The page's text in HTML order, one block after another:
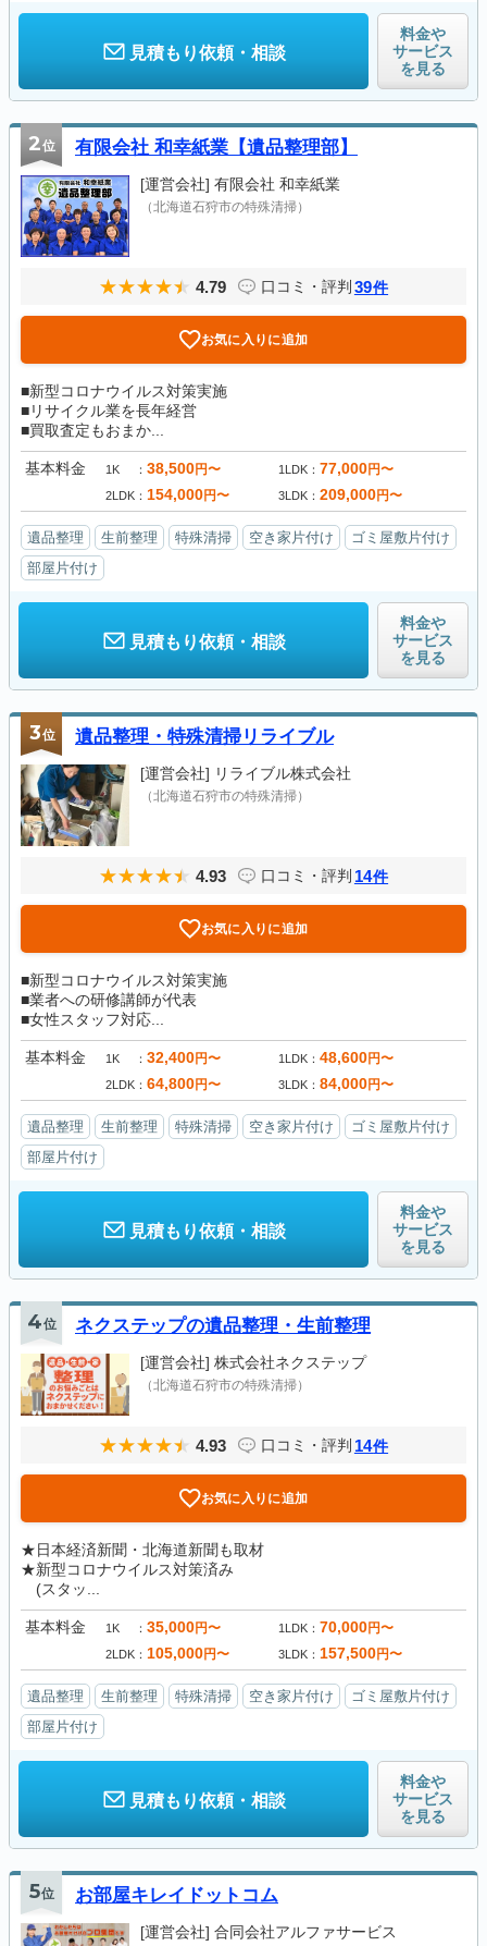
見積もり依頼・相談
料金や
サービス
を見る
2位 有限会社 和幸紙業【遺品整理部】
[運営会社] 有限会社 和幸紙業
（北海道石狩市の特殊清掃）
4.79 口コミ・評判 39件
お気に入りに追加
■新型コロナウイルス対策実施
■リサイクル業を長年経営
■買取査定もおまか...
基本料金 1K 38,500円〜 1LDK 77,000円〜
2LDK 154,000円〜 3LDK 209,000円〜
遺品整理 生前整理 特殊清掃 空き家片付け
ゴミ屋敷片付け
部屋片付け
見積もり依頼・相談
料金や
サービス
を見る
3位 遺品整理・特殊清掃リライブル
[運営会社] リライブル株式会社
（北海道石狩市の特殊清掃）
4.93 口コミ・評判 14件
お気に入りに追加
■新型コロナウイルス対策実施
■業者への研修講師が代表
■女性スタッフ対応...
基本料金 1K 32,400円〜 1LDK 48,600円〜
2LDK 64,800円〜 3LDK 84,000円〜
遺品整理 生前整理 特殊清掃 空き家片付け
ゴミ屋敷片付け
部屋片付け
見積もり依頼・相談
料金や
サービス
を見る
4位 ネクステップの遺品整理・生前整理
[運営会社] 株式会社ネクステップ
（北海道石狩市の特殊清掃）
4.93 口コミ・評判 14件
お気に入りに追加
★日本経済新聞・北海道新聞も取材
★新型コロナウイルス対策済み
(スタッ...
基本料金 1K 35,000円〜 1LDK 70,000円〜
2LDK 105,000円〜 3LDK 157,500円〜
遺品整理 生前整理 特殊清掃 空き家片付け
ゴミ屋敷片付け
部屋片付け
見積もり依頼・相談
料金や
サービス
を見る
5位 お部屋キレイドットコム
[運営会社] 合同会社アルファサービス